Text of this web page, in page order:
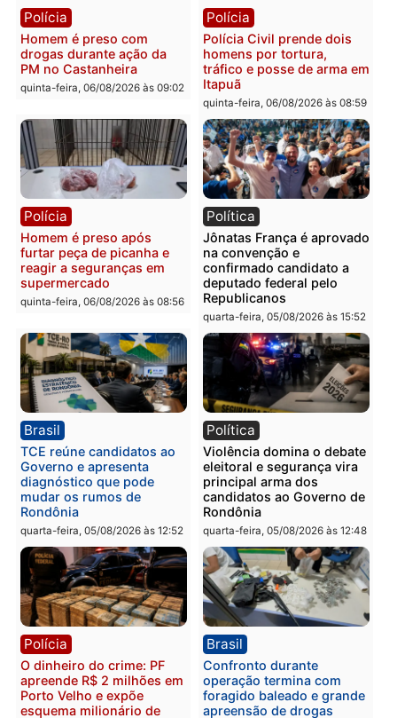
Polícia
Policiais militares
recuperam moto furtada e
prendem trio na zona
Leste
quinta-feira, 06/08/2026 às 09:28
Polícia
Jovem é encontrado
na Rua dos Cravos e
é investigado pela
em RO
quinta-feira, 06/08/2026 às
Polícia
Homem é esfaqueado no
tórax durante briga com
vizinho no bairro Ulysses
Guimarães
Polícia
Três suspeitos ligados a
facção criminosa são
presos por receptação e
adulteração de veículos
em Porto Velho
quinta-feira, 06/08/2026 às
Polícia
Homem é preso com
drogas durante ação da
PM no Castanheira
quinta-feira, 06/08/2026 às 09:02
Polícia
Polícia Civil prende dois
homens por tortura,
tráfico e posse de arma
Itapuã
quinta-feira, 06/08/2026 às
Polícia
Homem é preso após
Política
Jônatas França é